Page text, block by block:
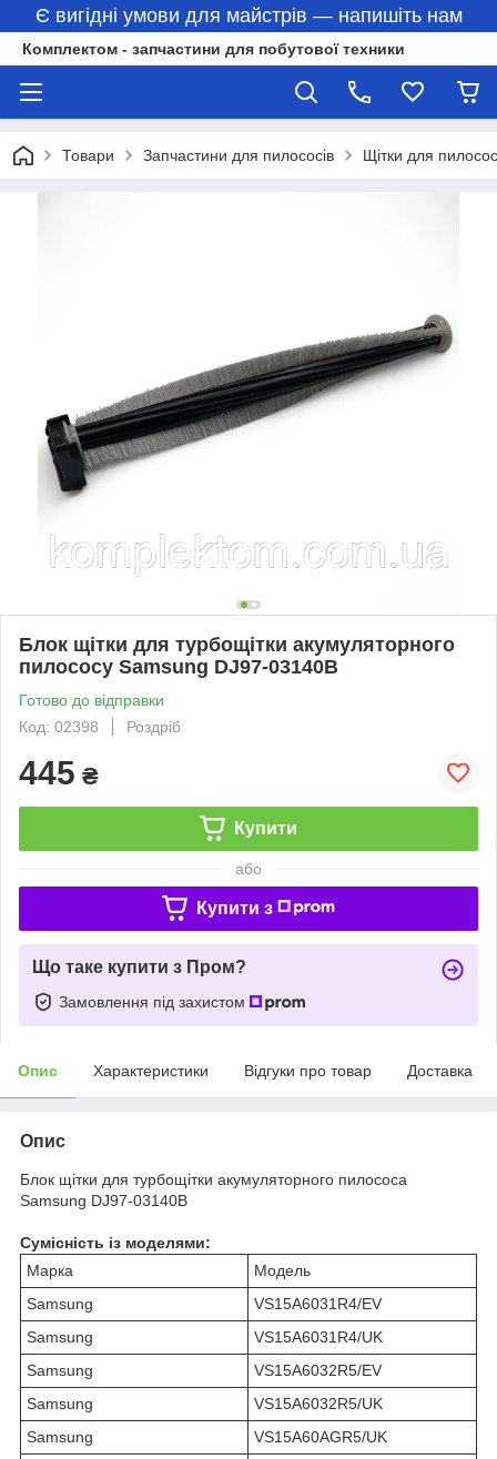
Є вигідні умови для майстрів — напишіть нам
Комплектом - запчастини для побутової техники
Товари Запчастини для пилососів Щітки для
Блок щітки для турбощітки акумуляторного
пилососу Samsung DJ97-03140B
Готово до відправки
Код: 02398
Роздріб
445 ₴
Купити
або
Купити з
Що таке купити з Пром?
Замовлення під захистом
Опис Характеристики Відгуки про товар Доставка
Опис
Блок щітки для турбощітки акумуляторного пилососа
Samsung DJ97-03140B
Сумісність із моделями:
Марка
Модель
Samsung
VS15A6031R4/EV
Samsung
VS15A6031R4/UK
Samsung
VS15A6032R5/EV
Samsung
VS15A6032R5/UK
Samsung
VS15A60AGR5/UK